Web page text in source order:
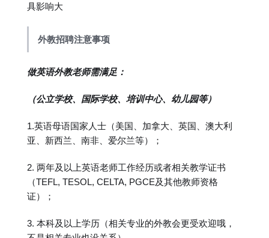
具影响大
外教招聘注意事项
做英语外教老师需满足：
（公立学校、国际学校、培训中心、幼儿园等）
1.英语母语国家人士（美国、加拿大、英国、澳大利
亚、新西兰、南非、爱尔兰等）；
2. 两年及以上英语老师工作经历或者相关教学证书
（TEFL, TESOL, CELTA, PGCE及其他教师资格
证）；
3. 本科及以上学历（相关专业的外教会更受欢迎哦，